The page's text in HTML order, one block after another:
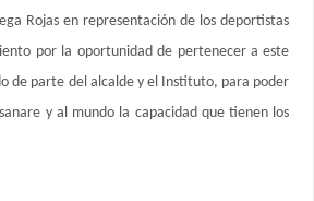
Rojas en representación de los deportistas
por la oportunidad de pertenecer a este
de parte del alcalde y el Instituto, para poder
y al mundo la capacidad que tienen los